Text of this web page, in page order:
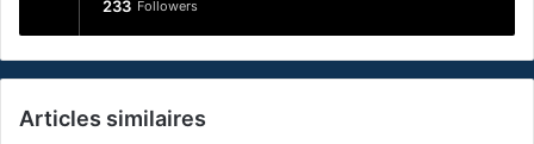
233 Followers
Articles similaires